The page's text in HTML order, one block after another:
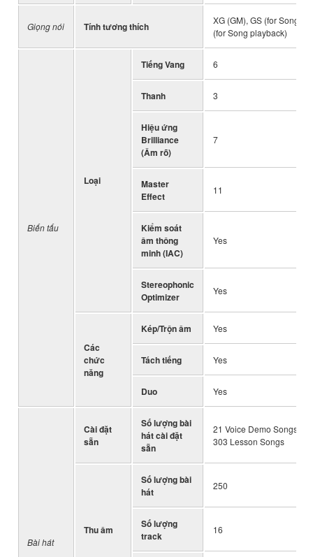
Giọng nói Tính tương thích
XG (GM), GS (for Song
(for Song playback)
Biến tấu
Loại
Tiếng Vang 6
Thanh 3
Hiệu ứng
Brilliance
(Âm rõ)
7
Master
Effect
11
Kiểm soát
âm thông
minh (IAC)
Yes
Stereophonic
Optimizer
Yes
Các
chức
năng
Kép/Trộn âm Yes
Tách tiếng Yes
Duo Yes
Bài hát
Cài đặt
sẵn
Số lượng bài
hát cài đặt
sẵn
21 Voice Demo Songs +
303 Lesson Songs
Thu âm
Số lượng bài
hát
250
Số lượng
track
16